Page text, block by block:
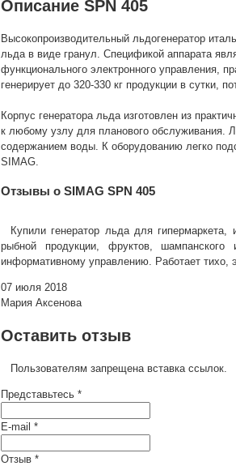
Описание SPN 405
Высокопроизводительный льдогенератор
льда в виде гранул. Спецификой аппарата
функционального электронного управления,
генерирует до 320-330 кг продукции в сутки,
Корпус генератора льда изготовлен из
к любому узлу для планового обслуживания.
содержанием воды. К оборудованию легко
SIMAG.
Отзывы о SIMAG SPN 405
Купили генератор льда для
рыбной продукции, фруктов,
информативному управлению. Работает тихо,
07 июля 2018
Мария Аксенова
Оставить отзыв
Пользователям запрещена вставка ссылок.
Представьтесь *
E-mail *
Отзыв *